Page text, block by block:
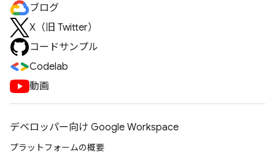
ブログ
X（旧 Twitter）
コードサンプル
Codelab
動画
デベロッパー向け Google Workspace
プラットフォームの概要